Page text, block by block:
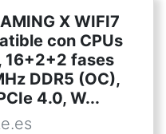
X WIFI7
con CPUs
16+2+2 fases
DDR5 (OC),
4.0, W...